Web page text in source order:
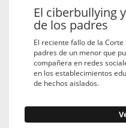
El ciberbullying
de los padres
El reciente fallo de la
padres de un menor que
compañera en redes
en los establecimientos
de hechos aislados.